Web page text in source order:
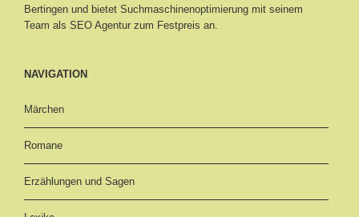
Bertingen und bietet Suchmaschinenoptimierung mit seinem
Team als SEO Agentur zum Festpreis an.
NAVIGATION
Märchen
Romane
Erzählungen und Sagen